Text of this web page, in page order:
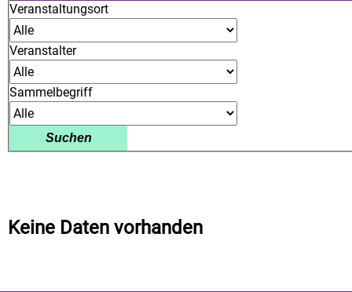
Veranstaltungsort
Veranstalter
Sammelbegriff
Keine Daten vorhanden